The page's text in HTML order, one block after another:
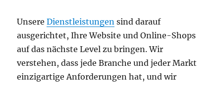
UnsereDienstleistungen sind darauf
ausgerichtet, Ihre Website und Online-Shops
auf das nächste Level zu bringen. Wir
verstehen, dass jede Branche und jeder Markt
einzigartige Anforderungen hat, und wir